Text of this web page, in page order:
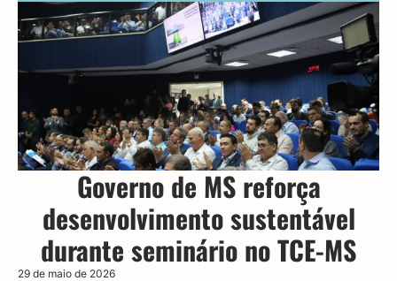
Governo de MS reforça
desenvolvimento sustentável
durante seminário no TCE-MS
29 de maio de 2026